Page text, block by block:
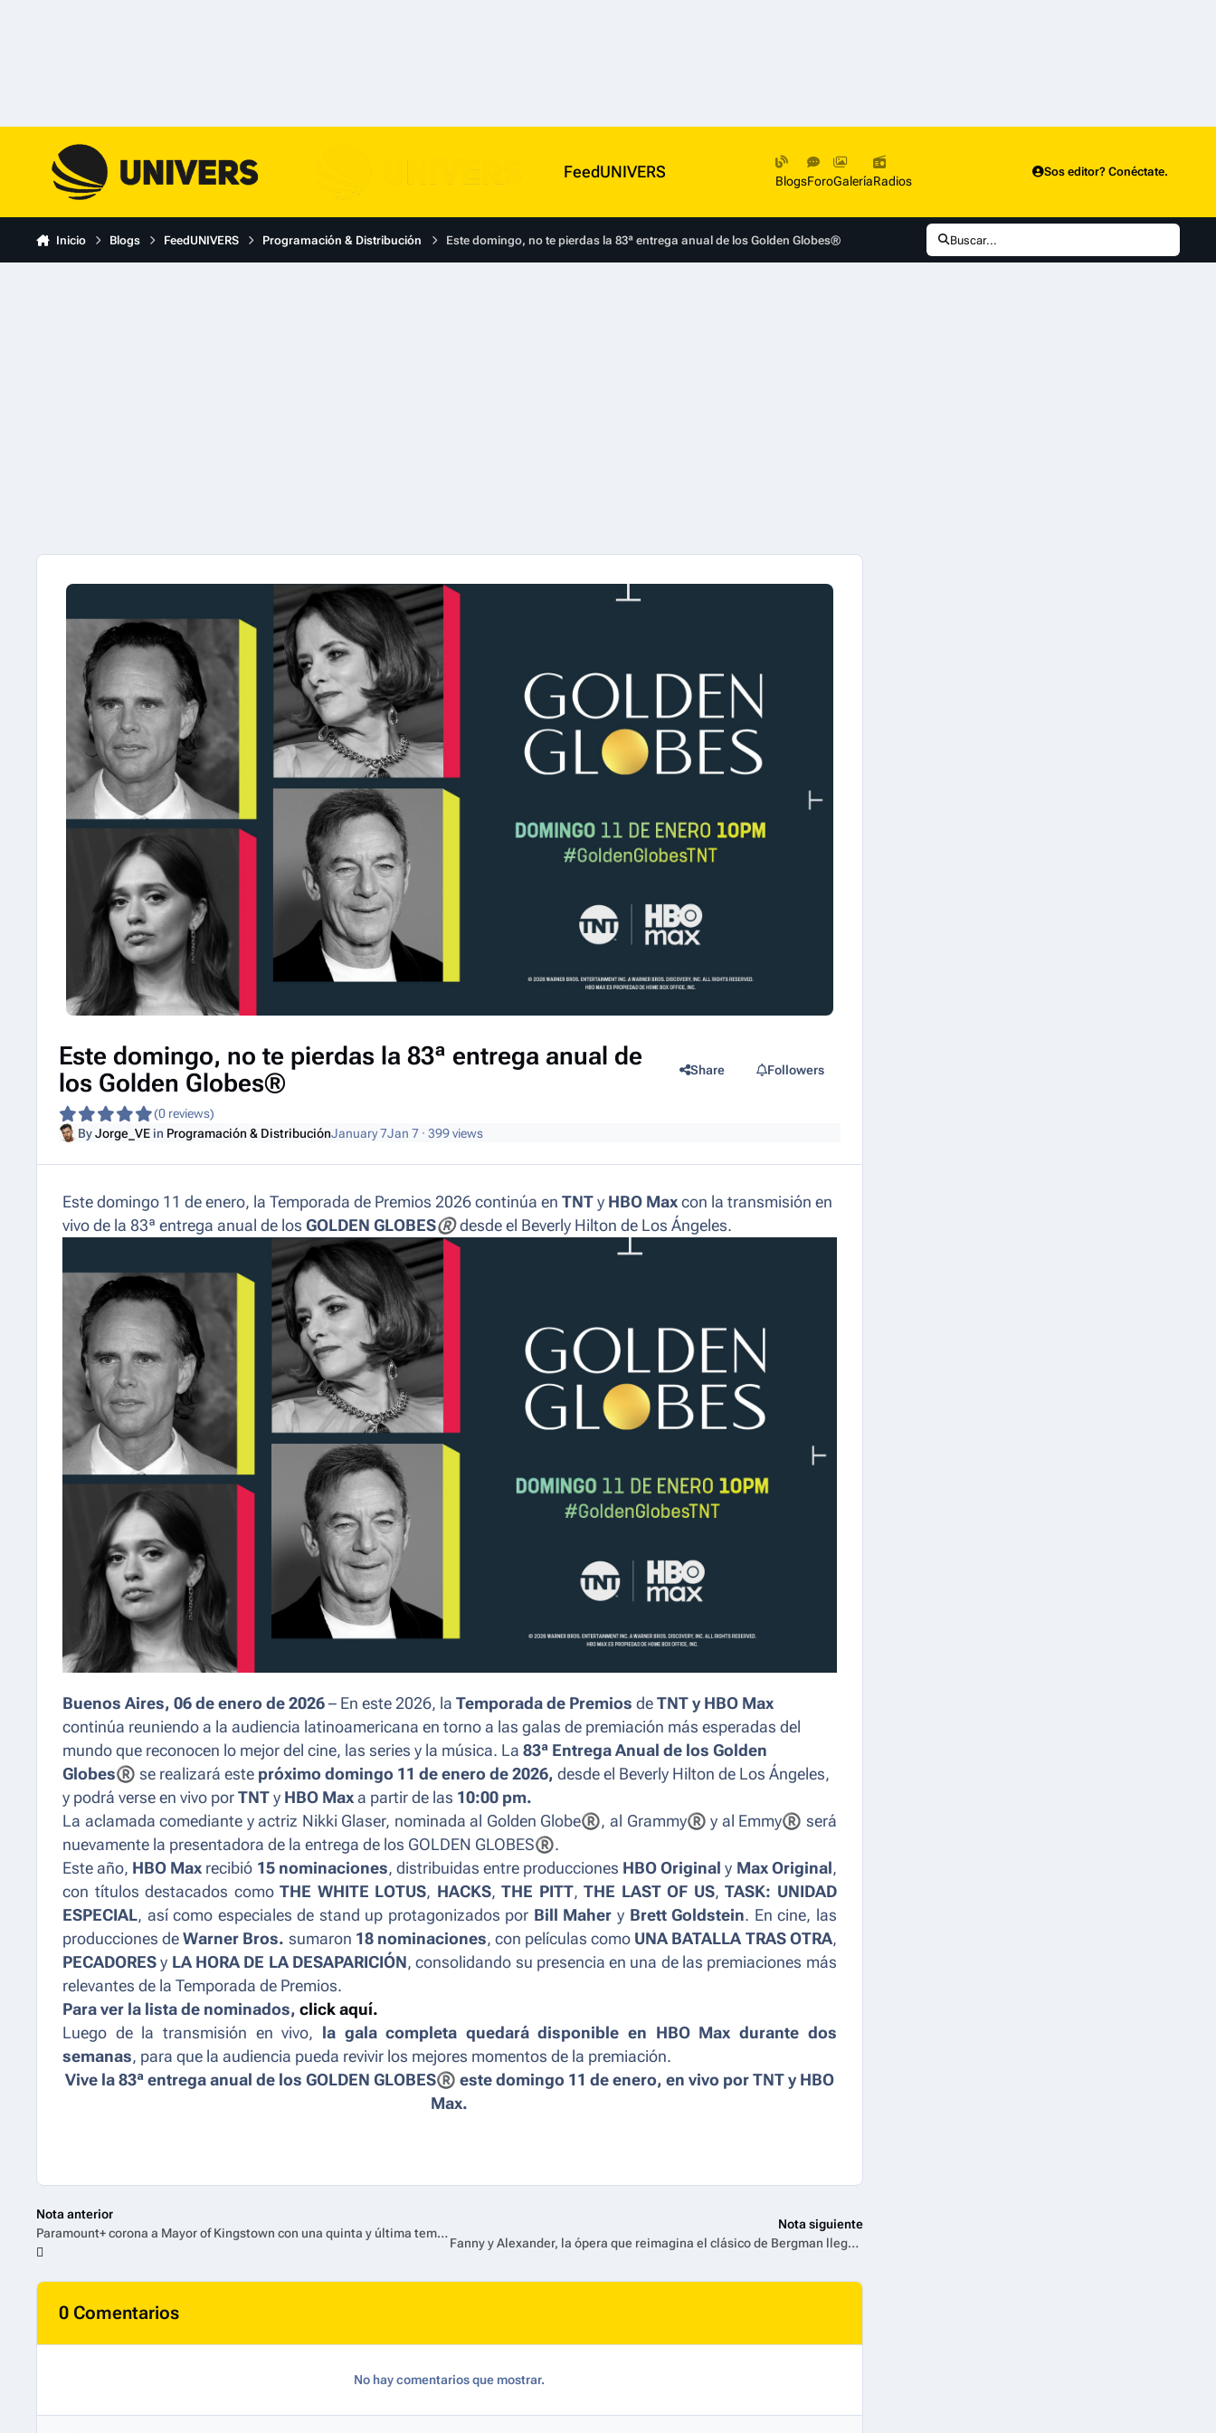
FeedUNIVERS BlogsForoGaleríaRadios
Sos editor? Conéctate.
Inicio Blogs FeedUNIVERS Programación & Distribución Este domingo, no te pierdas la 83ª entrega anual de los Golden Globes® Buscar...
Este domingo, no te pierdas la 83ª entrega anual de
los Golden Globes®
(0 reviews)
Share Followers
ByJorge_VEin Programación & DistribuciónJanuary 7Jan 7· 399 views
Este domingo 11 de enero, la Temporada de Premios 2026 continúa en TNT y HBO Max con la transmisión en
vivo de la 83ª entrega anual de los GOLDEN GLOBES®desde el Beverly Hilton de Los Ángeles.
Buenos Aires, 06 de enero de 2026 – En este 2026, la Temporada de Premios de TNT y HBO Max
continúa reuniendo a la audiencia latinoamericana en torno a las galas de premiación más esperadas del
mundo que reconocen lo mejor del cine, las series y la música. La 83ª Entrega Anual de los Golden
Globes® se realizará este próximo domingo 11 de enero de 2026, desde el Beverly Hilton de Los Ángeles,
y podrá verse en vivo por TNT y HBO Max a partir de las 10:00 pm.
La aclamada comediante y actriz Nikki Glaser, nominada al Golden Globe®, al Grammy® y al Emmy® será
nuevamente la presentadora de la entrega de los GOLDEN GLOBES®.
Este año, HBO Max recibió 15 nominaciones, distribuidas entre producciones HBO Original y Max Original ,
con títulos destacados comoTHE WHITE LOTUS, HACKS,THE PITT,THE LAST OF US,TASK: UNIDAD
ESPECIAL, así como especiales de stand up protagonizados por Bill Maher y Brett Goldstein. En cine, las
producciones deWarner Bros. sumaron 18 nominaciones, con películas como UNA BATALLA TRAS OTRA,
PECADORES y LA HORA DE LA DESAPARICIÓN, consolidando su presencia en una de las premiaciones más
relevantes de la Temporada de Premios.
Para ver la lista de nominados, click aquí.
Luego de la transmisión en vivo,
la gala completa quedará disponible en HBO Max durante dos
semanas, para que la audiencia pueda revivir los mejores momentos de la premiación.
Vive la 83ª entrega anual de los GOLDEN GLOBES® este domingo 11 de enero, en vivo por TNT y HBO
Max.
Nota anterior
Paramount+ corona a Mayor of Kingstown con una quinta y última temporada
Nota siguiente
Fanny y Alexander, la ópera que reimagina el clásico de Bergman llega a Film&Arts
0 Comentarios
No hay comentarios que mostrar.